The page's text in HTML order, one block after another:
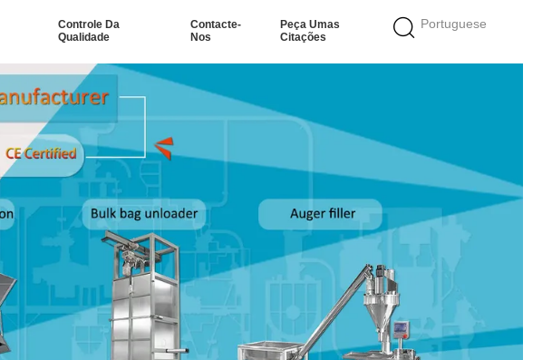
Portuguese
Controle Da
Qualidade
Contacte-
Nos
Peça Umas
Citações